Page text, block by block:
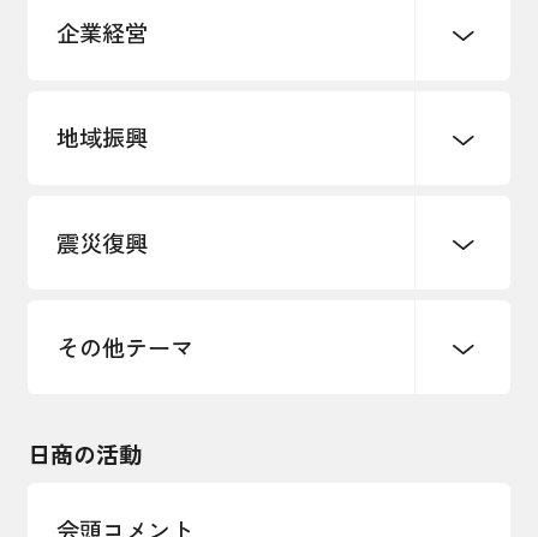
企業経営
創業
事業承継・引継ぎ支援
雇用・労働・人材確保
地域振興
まちづくり
震災復興
令和６年能登半島地震関連
その他テーマ
インボイス制度
日商の活動
会頭コメント